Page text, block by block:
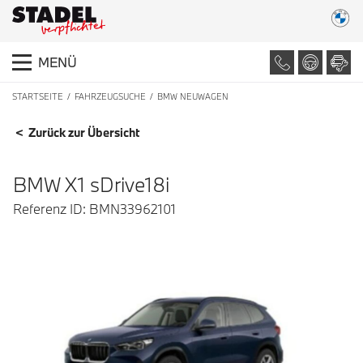
MENÜ
STARTSEITE FAHRZEUGSUCHE BMW NEUWAGEN
FAHRZEUGDETAILS
< Zurück zur Übersicht
BMW X1 sDrive18i
Referenz ID: BMN33962101